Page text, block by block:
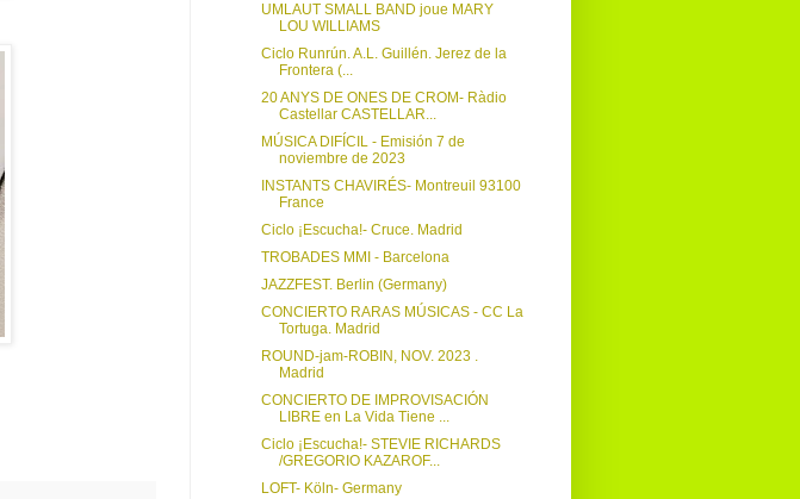
UMLAUT SMALL BAND joue MARY
LOU WILLIAMS
Ciclo Runrún. A.L. Guillén. Jerez de la
Frontera (...
20 ANYS DE ONES DE CROM- Ràdio
Castellar CASTELLAR...
MÚSICA DIFÍCIL - Emisión 7 de
noviembre de 2023
INSTANTS CHAVIRÉS- Montreuil 93100
France
Ciclo ¡Escucha!- Cruce. Madrid
TROBADES MMI - Barcelona
JAZZFEST. Berlin (Germany)
CONCIERTO RARAS MÚSICAS - CC La
Tortuga. Madrid
ROUND-jam-ROBIN, NOV. 2023 .
Madrid
CONCIERTO DE IMPROVISACIÓN
LIBRE en La Vida Tiene ...
Ciclo ¡Escucha!- STEVIE RICHARDS
/GREGORIO KAZAROF...
LOFT- Köln- Germany